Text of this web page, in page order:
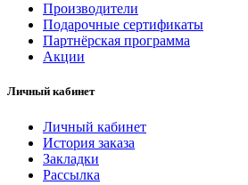
Производители
Подарочные сертификаты
Партнёрская программа
Акции
Личный кабинет
Личный кабинет
История заказа
Закладки
Рассылка